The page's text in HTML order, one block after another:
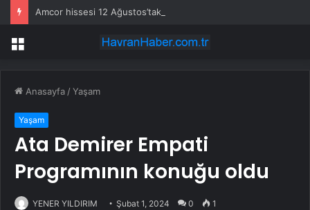
Menü
Anasayfa /Yaşam
Yaşam
Ata Demirer Empati
Programının konuğu oldu
YENER YILDIRIM Şubat 1, 2024 0 1